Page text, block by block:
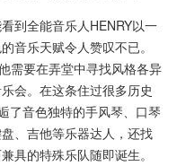
到全能音乐人HENRY以一
音乐天赋令人赞叹不已。
需要在弄堂中寻找风格各异
会。在这条住过很多历史
了音色独特的手风琴、口琴
、吉他等乐器达人，还找
具的特殊乐队随即诞生。